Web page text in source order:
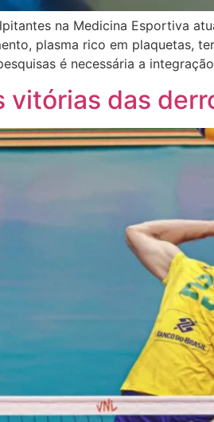
na Medicina Esportiva
plasma rico em plaquetas,
é necessária a
vitórias das